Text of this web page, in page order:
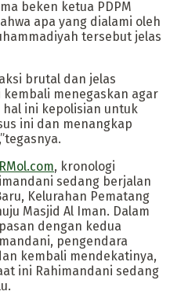
beken ketua PDPM
apa yang dialami oleh
tersebut jelas
brutal dan jelas
menegaskan agar
ini kepolisian untuk
ini dan menangkap
RMol.com, kronologi
sedang berjalan
Kelurahan Pematang
Masjid Al Iman. Dalam
dengan kedua
pengendara
kembali mendekatinya,
ini Rahimandani sedang